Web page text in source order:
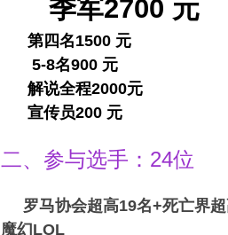
季军2700 元
第四名1500 元
5-8名900 元
解说全程2000元
宣传员200 元
二、参与选手：24位
罗马协会超高19名+死亡界
魔幻LOL